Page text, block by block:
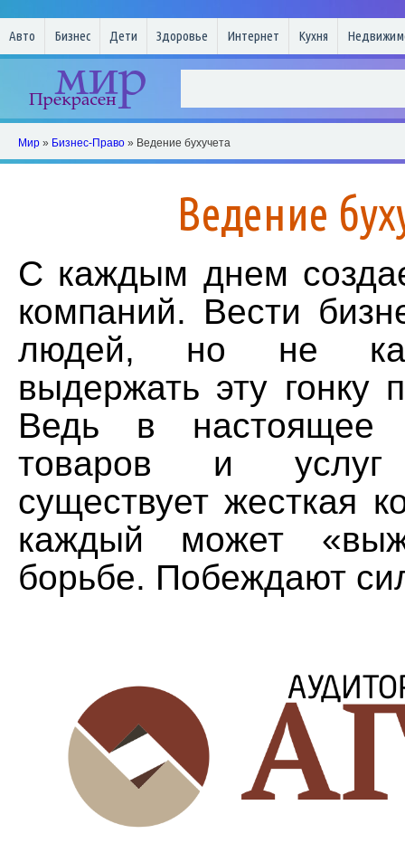
Авто Бизнес Дети Здоровье Интернет Кухня
Мир » Бизнес-Право » Ведение бухучета
Ведение
С каждым днем
компаний. Вести
людей, но не
выдержать эту гонку
Ведь в настоящее
товаров и услуг
существует жесткая
каждый может
борьбе. Побеждают